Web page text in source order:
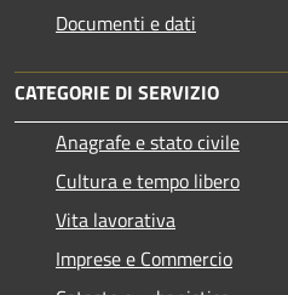
Documenti e dati
CATEGORIE DI SERVIZIO
Anagrafe e stato civile
Cultura e tempo libero
Vita lavorativa
Imprese e Commercio